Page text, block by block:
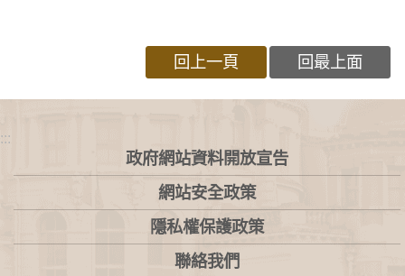
回上一頁 回最上面
:::
政府網站資料開放宣告
網站安全政策
隱私權保護政策
聯絡我們